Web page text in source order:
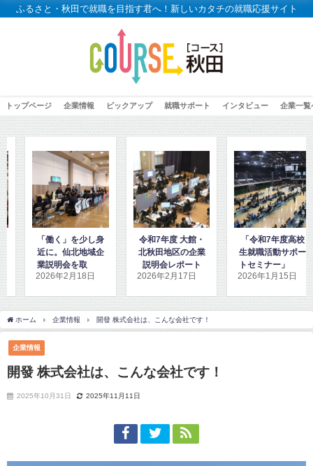
ふるさと・秋田で就職を目指す君へ！新しいカタチの就職応援サイト
トップページ 企業情報 ピックアップ 就職サポート インタビュー 企業一覧
令和7年度 大館・
北秋田地区の企業
説明会レポート
2026年2月17日
「令和7年度高校
生就職活動サポー
トセミナー」に密
着取材しました！
2026年1月15日
「高校2年生
秋田地域企業
ダンス」を見
取材しまし
2026年1月8日
ホーム 企業情報 開發 株式会社は、こんな会社です！
企業情報
開發 株式会社は、こんな会社です！
2025年10月31日 2025年11月11日